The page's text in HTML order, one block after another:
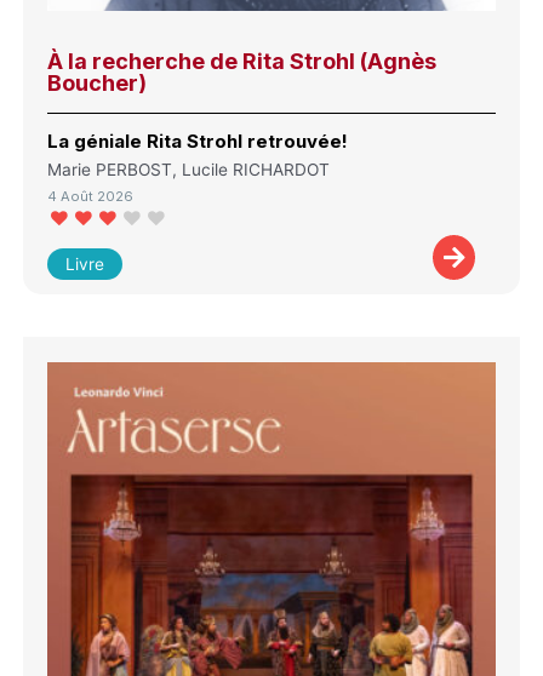
À la recherche de Rita Strohl (Agnès
Boucher)
La géniale Rita Strohl retrouvée!
Marie PERBOST, Lucile RICHARDOT
4 Août 2026
Livre